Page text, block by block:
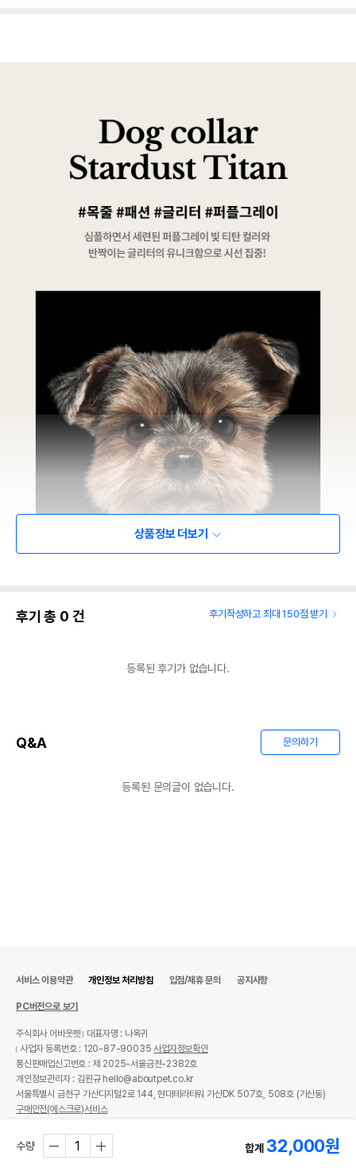
상품정보 더보기
후기 총 0 건 후기작성하고 최대 150점 받기
등록된 후기가 없습니다.
Q&A 문의하기
등록된 문의글이 없습니다.
수량 합계 32,000원
서비스 이용약관 개인정보 처리방침 입점/제휴 문의 공지사항
PC버전으로 보기
주식회사 어바웃펫
대표자명 : 나옥귀
사업자 등록번호 : 120-87-90035사업자정보확인
통신판매업신고번호 : 제 2025-서울금천-2382호
개인정보관리자 : 김원규 hello@aboutpet.co.kr
서울특별시 금천구 가산디지털2로 144, 현대테라타워 가산DK 507호, 508호 (가산동)
구매안전(에스크로)서비스